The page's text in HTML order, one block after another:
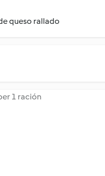
queso rallado
1 ración